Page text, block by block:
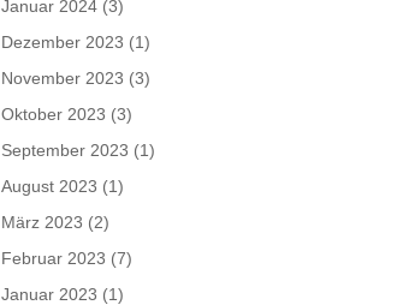
Januar 2024 (3)
Dezember 2023 (1)
November 2023 (3)
Oktober 2023 (3)
September 2023 (1)
August 2023 (1)
März 2023 (2)
Februar 2023 (7)
Januar 2023 (1)